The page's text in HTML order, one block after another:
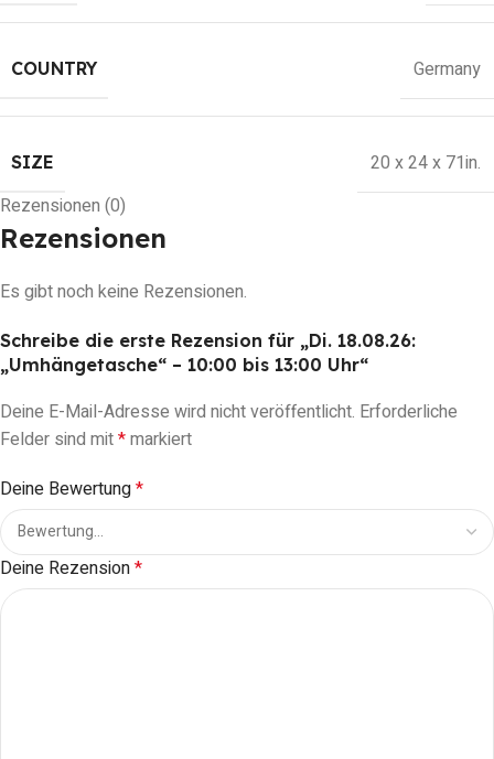
COUNTRY Germany
SIZE
20 x 24 x 71in.
Rezensionen (0)
Rezensionen
Es gibt noch keine Rezensionen.
Schreibe die erste Rezension für „Di. 18.08.26:
„Umhängetasche“ – 10:00 bis 13:00 Uhr“
Deine E-Mail-Adresse wird nicht veröffentlicht. Erforderliche
Felder sind mit*markiert
Deine Bewertung*
Deine Rezension*